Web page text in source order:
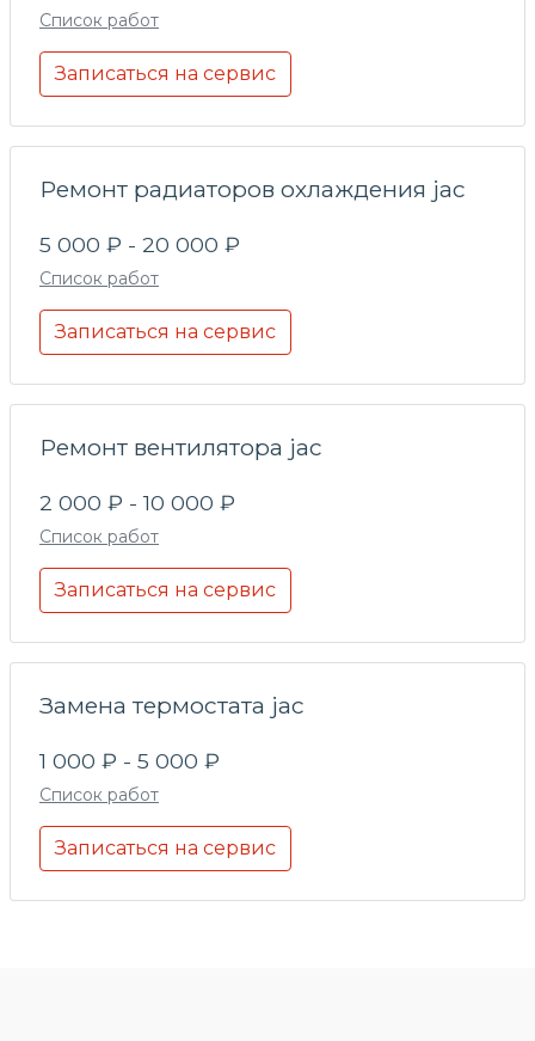
Список работ
Записаться на сервис
Ремонт радиаторов охлаждения jac
5 000 ₽ - 20 000 ₽
Список работ
Записаться на сервис
Ремонт вентилятора jac
2 000 ₽ - 10 000 ₽
Список работ
Записаться на сервис
Замена термостата jac
1 000 ₽ - 5 000 ₽
Список работ
Записаться на сервис